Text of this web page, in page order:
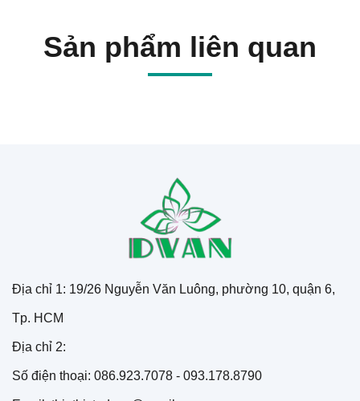
Sản phẩm liên quan
Địa chỉ 1: 19/26 Nguyễn Văn Luông, phường 10, quận 6,
Tp. HCM
Địa chỉ 2:
Số điện thoại: 086.923.7078 - 093.178.8790